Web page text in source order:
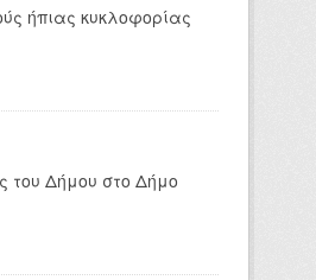
ήπιας κυκλοφορίας
του Δήμου στο Δήμο